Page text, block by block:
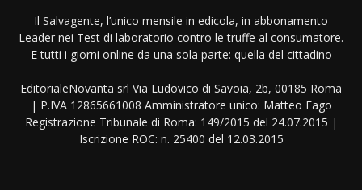
Il Salvagente, l’unico mensile in edicola, in abbonamento
Leader nei Test di laboratorio contro le truffe al consumatore.
E tutti i giorni online da una sola parte: quella del cittadino
EditorialeNovanta srl Via Ludovico di Savoia, 2b, 00185 Roma
| P.IVA 12865661008 Amministratore unico: Matteo Fago
Registrazione Tribunale di Roma: 149/2015 del 24.07.2015 |
Iscrizione ROC: n. 25400 del 12.03.2015